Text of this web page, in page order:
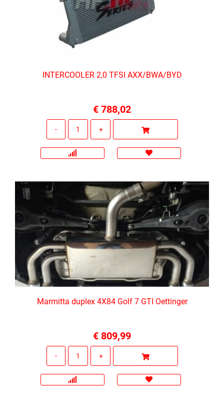
INTERCOOLER 2,0 TFSI AXX/BWA/BYD
€ 788,02
Marmitta duplex 4X84 Golf 7 GTI Oettinger
€ 809,99